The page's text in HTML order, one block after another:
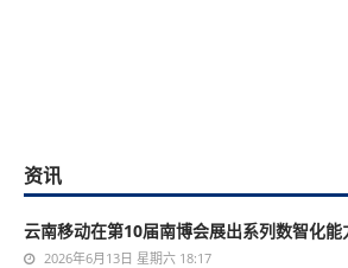
资讯
云南移动在第10届南博会展出系列数智化能
2026年6月13日 星期六 18:17